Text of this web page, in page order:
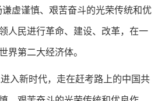
虚谨慎、艰苦奋斗的光荣传统和优
人民进行革命、建设、改革，在一
界第二大经济体。
入新时代，走在赶考路上的中国共